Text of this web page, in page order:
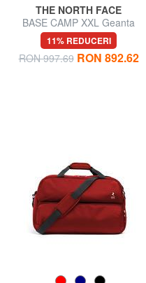
THE NORTH FACE
BASE CAMP XXL Geanta
rucsac
11% REDUCERI
RON 997.69 RON 892.62